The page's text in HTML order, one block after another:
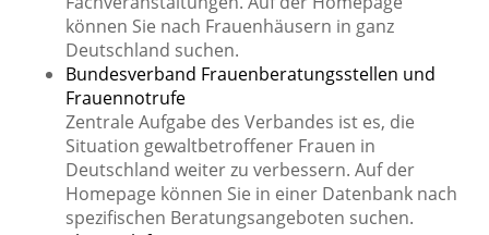
können Sie nach Frauenhäusern in ganz
Deutschland suchen.
Bundesverband Frauenberatungsstellen und
Frauennotrufe
Zentrale Aufgabe des Verbandes ist es, die
Situation gewaltbetroffener Frauen in
Deutschland weiter zu verbessern. Auf der
Homepage können Sie in einer Datenbank nach
spezifischen Beratungsangeboten suchen.